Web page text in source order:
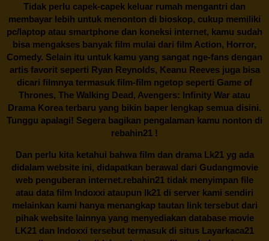
Tidak perlu capek-capek keluar rumah mengantri dan
membayar lebih untuk menonton di bioskop, cukup memiliki
pc/laptop atau smartphone dan koneksi internet, kamu sudah
bisa mengakses banyak film mulai dari film Action, Horror,
Comedy. Selain itu untuk kamu yang sangat nge-fans dengan
artis favorit seperti Ryan Reynolds, Keanu Reeves juga bisa
dicari filmnya termasuk film-film ngetop seperti Game of
Thrones, The Walking Dead, Avengers: Infinity War atau
Drama Korea terbaru yang bikin baper lengkap semua disini.
Tunggu apalagi! Segera bagikan pengalaman kamu nonton di
rebahin21 !
Dan perlu kita ketahui bahwa film dan dramaLk21yg ada
didalam website ini, didapatkan berawal dari Gudangmovie
web penguberan internet.rebahin21 tidak menyimpan file
atau data film Indoxxi ataupun lk21 di server kami sendiri
melainkan kami hanya menangkap tautan link tersebut dari
pihak website lainnya yang menyediakan database movie
LK21 dan Indoxxi tersebut termasuk di situs Layarkaca21